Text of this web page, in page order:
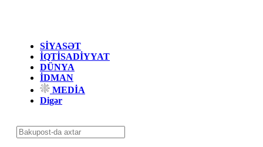
SİYASƏT
İQTİSADİYYAT
DÜNYA
İDMAN
MEDİA
Digər